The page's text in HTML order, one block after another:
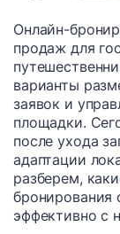
Онлайн-
продаж для
варианты
заявок и
площадки.
после ухода
адаптации
разберем,
бронирования
эффективно с